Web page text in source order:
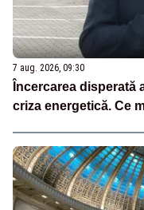
7 aug. 2026, 09:30
Încercarea disperată
criza energetică. Ce